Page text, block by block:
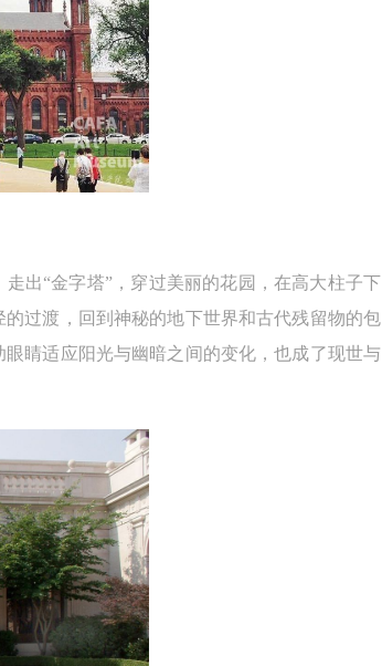
出“金字塔”，穿过美丽的花园，在高大柱子下
过渡，回到神秘的地下世界和古代残留物的包
睛适应阳光与幽暗之间的变化，也成了现世与
如参与工作坊创作
院可以以电子、网
资源总库》《中央
资料、文献、档案
意按相关“章程”规
则。但活动有风
人，18周岁以
加者自行购买人身
人及美术馆将不承
如参与工作坊创作
院可以以电子、网
资源总库》《中央
资料、文献、档案
意按相关“章程”规
则。但活动有风
人，18周岁以
加者自行购买人身
人及美术馆将不承
如参与工作坊创作
院可以以电子、网
资源总库》《中央
资料、文献、档案
意按相关“章程”规
则。但活动有风
人，18周岁以
加者自行购买人身
人及美术馆将不承